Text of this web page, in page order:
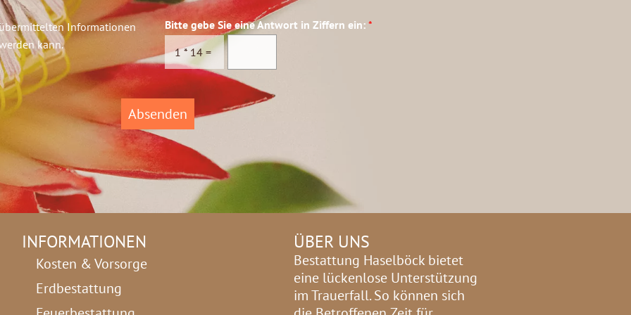
Informationen
kann.
Bitte gebe Sie eine Antwort in Ziffern ein: *
1 * 14 =
Absenden
INFORMATIONEN
Kosten & Vorsorge
Erdbestattung
ÜBER UNS
Bestattung Haselböck bietet
eine lückenlose Unterstützung
im Trauerfall. So können sich